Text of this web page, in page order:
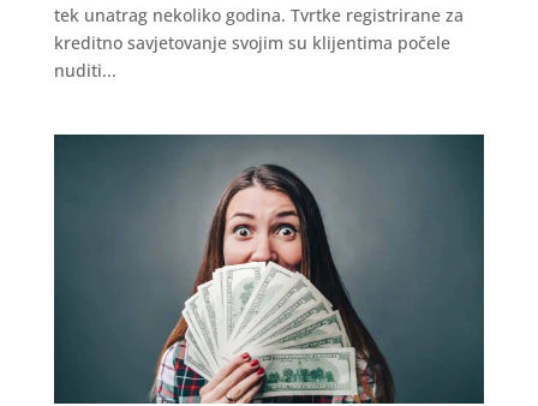
tek unatrag nekoliko godina. Tvrtke registrirane za
kreditno savjetovanje svojim su klijentima počele
nuditi...